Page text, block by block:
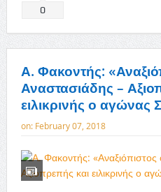
0
Α. Φακοντής:
Αναστασιάδης –
ειλικρινής ο αγώνας
on: February 07, 2018